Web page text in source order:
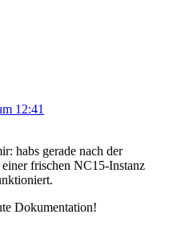
12:41
habs gerade nach der
frischen NC15-Instanz
Dokumentation!